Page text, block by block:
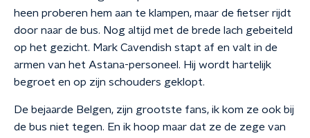
heen proberen hem aan te klampen, maar de fietser rijdt
door naar de bus. Nog altijd met de brede lach gebeiteld
op het gezicht. Mark Cavendish stapt af en valt in de
armen van het Astana-personeel. Hij wordt hartelijk
begroet en op zijn schouders geklopt.
De bejaarde Belgen, zijn grootste fans, ik kom ze ook bij
de bus niet tegen. En ik hoop maar dat ze de zege van